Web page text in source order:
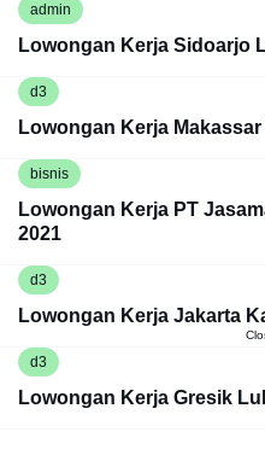
admin
Lowongan Kerja Sidoarjo
d3
Lowongan Kerja
bisnis
Lowongan Kerja PT
2021
d3
Lowongan Kerja Jakarta
d3
Lowongan Kerja Gresik